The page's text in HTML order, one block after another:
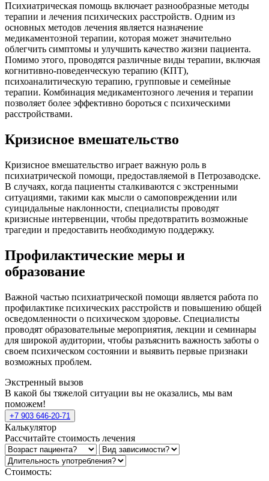
Психиатрическая помощь включает разнообразные методы
терапии и лечения психических расстройств. Одним из
основных методов лечения является назначение
медикаментозной терапии, которая может значительно
облегчить симптомы и улучшить качество жизни пациента.
Помимо этого, проводятся различные виды терапии, включая
когнитивно-поведенческую терапию (КПТ),
психоаналитическую терапию, групповые и семейные
терапии. Комбинация медикаментозного лечения и терапии
позволяет более эффективно бороться с психическими
расстройствами.
Кризисное вмешательство
Кризисное вмешательство играет важную роль в
психиатрической помощи, предоставляемой в Петрозаводске.
В случаях, когда пациенты сталкиваются с экстренными
ситуациями, такими как мысли о самоповреждении или
суицидальные наклонности, специалисты проводят
кризисные интервенции, чтобы предотвратить возможные
трагедии и предоставить необходимую поддержку.
Профилактические меры и
образование
Важной частью психиатрической помощи является работа по
профилактике психических расстройств и повышению общей
осведомленности о психическом здоровье. Специалисты
проводят образовательные мероприятия, лекции и семинары
для широкой аудитории, чтобы разъяснить важность заботы о
своем психическом состоянии и выявить первые признаки
возможных проблем.
Экстренный вызов
В какой бы тяжелой ситуации вы не оказались, мы вам
поможем!
+7 903 646-20-71
Калькулятор
Рассчитайте стоимость лечения
Стоимость: